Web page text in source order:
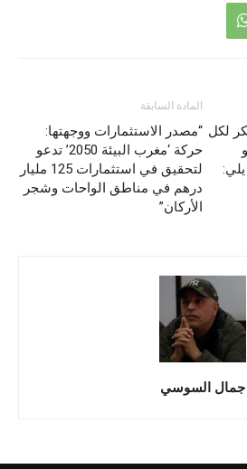
المادة السابقة
“مصدر الاستثمارات ووجهتها:
حركة ‘مغرب البيئة 2050’ تدعو
لتحقيق في استثمارات 125 مليار
درهم في مناطق الواحات وشجر
الأركان”
لكل
يلي:
جمال السوسي